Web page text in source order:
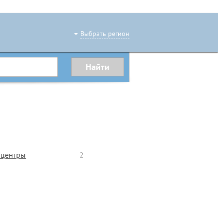
Выбрать регион
2